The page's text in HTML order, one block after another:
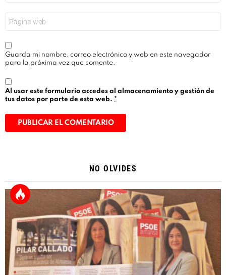
*
Guarda mi nombre, correo electrónico y web en este navegador
para la próxima vez que comente.
Al usar este formulario accedes al almacenamiento y gestión de
tus datos por parte de esta web. *
NO OLVIDES